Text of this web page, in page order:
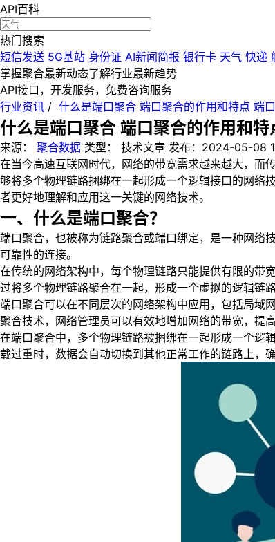
API百科
热门搜索
短信发送 5G基站 身份证 AI新闻简报 银行卡 天气 快递
掌握聚合最新动态了解行业最新趋势
API接口，开发服务，免费咨询服务
行业资讯 / 什么是端口聚合 端口聚合的作用和特点 端
什么是端口聚合 端口聚合的作用和
来源： 聚合数据 类型： 技术文章 发布： 2024-05-08
在当今高速互联网时代，网络的带宽需求越来越大，而
够将多个物理链路捆绑在一起形成一个逻辑接口的网络
者更好地理解和应用这一关键的网络技术。
一、什么是端口聚合？
端口聚合，也被称为链路聚合或端口绑定，是一种网络
可靠性的连接。
在传统的网络架构中，每个物理链路只能提供有限的带
过将多个物理链路聚合在一起，形成一个虚拟的逻辑链
端口聚合可以在不同层次的网络架构中应用，包括局域
聚合技术，网络管理员可以有效地增加网络的带宽，提
在端口聚合中，多个物理链路被捆绑在一起形成一个逻
载过重时，数据会自动切换到其他正常工作的链路上，